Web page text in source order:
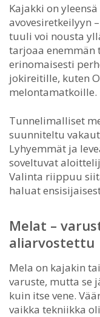
Kajakki on
avovesiretkeilyyn
tuuli voi nousta
tarjoaa enemmän
erinomaisesti
jokireitille, kuten
melontamatkoille.
Tunnelimalliset
suunniteltu
Lyhyemmät ja
soveltuvat
Valinta riippuu
haluat
Melat –
aliarvostettu
Mela on kajakin
varuste, mutta se
kuin itse vene.
vaikka tekniikka